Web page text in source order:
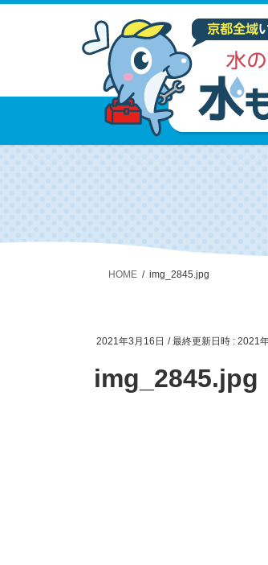
HOME img_2845.jpg
2021年3月16日 / 最終更新日時 : 2021
img_2845.jpg